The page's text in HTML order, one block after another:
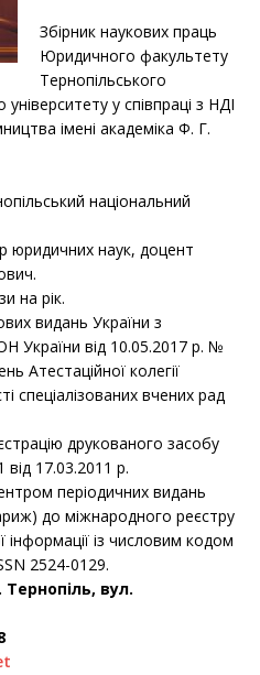
Збірник наукових праць
Юридичного факультету
Тернопільського
у співпраці з НДІ
імені академіка Ф. Г.
національний
юридичних наук, доцент
на рік.
видань України з
України від 10.05.2017 р. №
Атестаційної колегії
спеціалізованих вчених рад
друкованого засобу
17.03.2011 р.
періодичних видань
до міжнародного реєстру
інформації із числовим кодом
2524-0129.
Тернопіль, вул.